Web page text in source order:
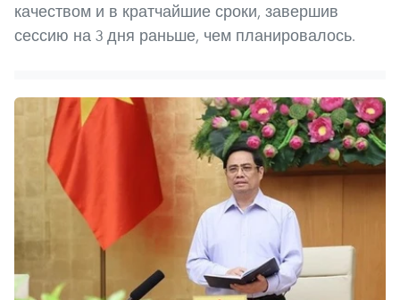
качеством и в кратчайшие сроки, завершив
сессию на 3 дня раньше, чем планировалось.